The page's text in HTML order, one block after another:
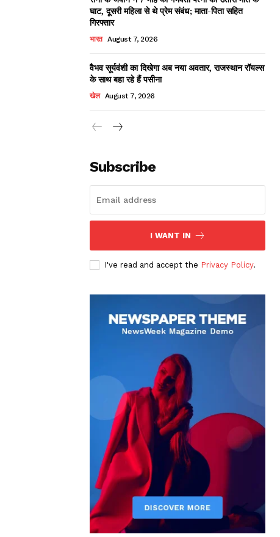
घाट, दूसरी महिला से थे प्रेम संबंध; माता-पिता सहित
गिरफ्तार
भारत August 7, 2026
वैभव सूर्यवंशी का दिखेगा अब नया अवतार, राजस्थान रॉयल्स
के साथ बहा रहे हैं पसीना
खेल August 7, 2026
Subscribe
I WANT IN
I've read and accept the Privacy Policy.